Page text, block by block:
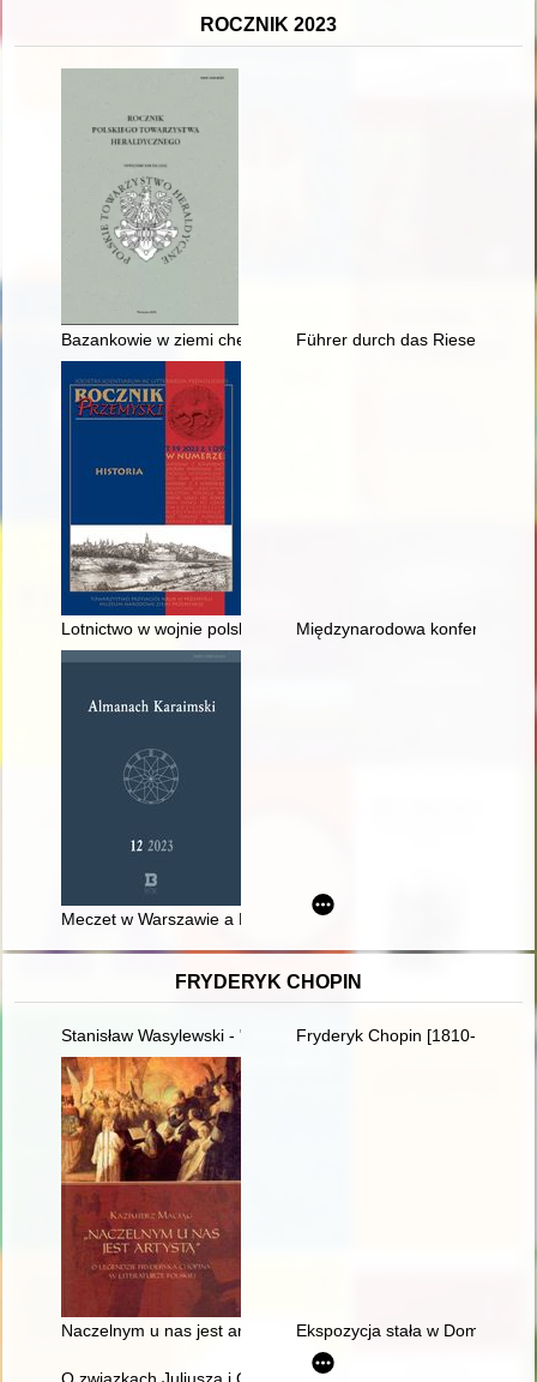
ROCZNIK 2023
Bazankowie w ziemi chełmskiej - studium genealogiczno-
Führer durch das
Lotnictwo w wojnie polsko-ukraińskiej 1918-1919 - recenzja]
Międzynarodowa konferencja
Meczet w Warszawie a Karaimi = The Warsaw mosque and
FRYDERYK CHOPIN
Stanisław Wasylewski - "opolanin z wyboru" o Fryderyku
Fryderyk Chopin [1810-1849]
Naczelnym u nas jest artystą". O legendzie Fryderyka
Ekspozycja stała w Domu